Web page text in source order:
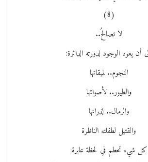
(8)
لا تصالحُ..
أن يعود الوجود لدورته الدائرة:
النجوم.. لميقاتها
والطيور.. لأصواتها
والرمال.. لذراتها
والقتيل لطفلته الناظرة
كل شيء تحطم في لحظة عابرة: